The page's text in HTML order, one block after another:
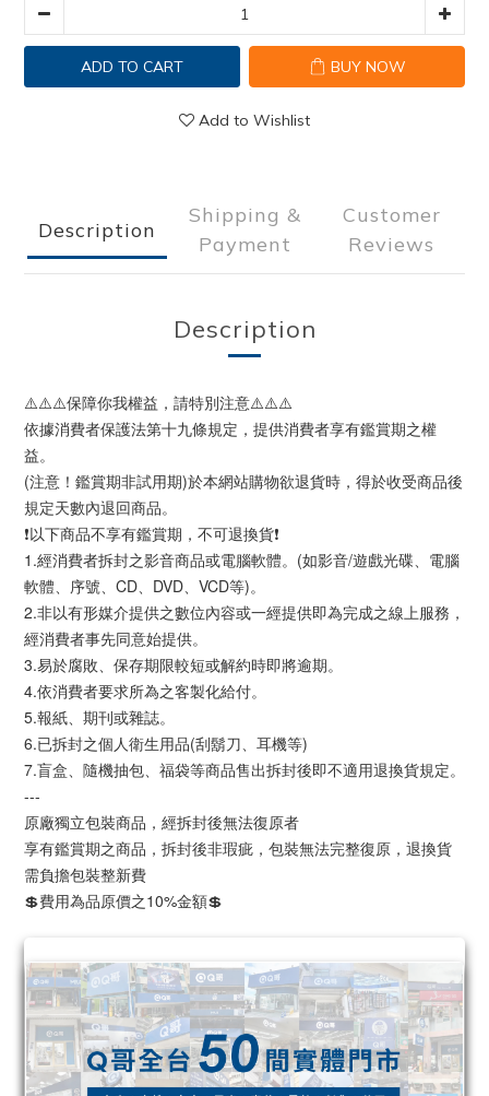
ADD TO CART BUY NOW
Add to Wishlist
Description
Shipping &
Payment
Customer
Reviews
Description
⚠️⚠️⚠️保障你我權益，請特別注意⚠️⚠️⚠️
依據消費者保護法第十九條規定，提供消費者享有鑑賞期之權
益。
(注意！鑑賞期非試用期)於本網站購物欲退貨時，得於收受商品後
規定天數內退回商品。
❗以下商品不享有鑑賞期，不可退換貨❗
1.經消費者拆封之影音商品或電腦軟體。(如影音/遊戲光碟、電腦
軟體、序號、CD、DVD、VCD等)。
2.非以有形媒介提供之數位內容或一經提供即為完成之線上服務，
經消費者事先同意始提供。
3.易於腐敗、保存期限較短或解約時即將逾期。
4.依消費者要求所為之客製化給付。
5.報紙、期刊或雜誌。
6.已拆封之個人衛生用品(刮鬍刀、耳機等)
7.盲盒、隨機抽包、福袋等商品售出拆封後即不適用退換貨規定。
---
原廠獨立包裝商品，經拆封後無法復原者
享有鑑賞期之商品，拆封後非瑕疵，包裝無法完整復原，退換貨
需負擔包裝整新費
💲費用為品原價之10%金額💲